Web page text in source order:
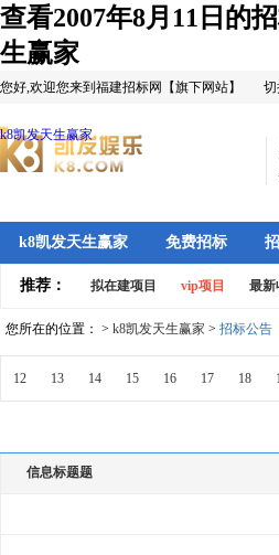
查看2007年8月11日的
生赢家
您好,欢迎您来到福建招标网【旗下网站】 切
k8凯发天生赢家
k8凯发天生赢家 免费招标
推荐： 拟在建项目 vip项目 最新
您所在的位置： > k8凯发天生赢家 > 招标公告
12 13 14 15 16 17 18
信息标题题